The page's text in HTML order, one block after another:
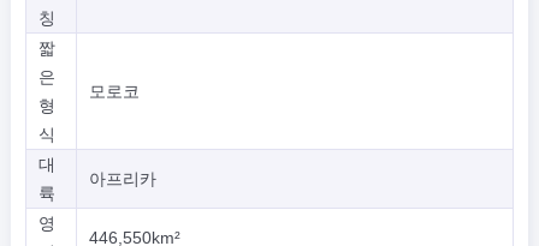
칭
짧
은
형
식
모로코
대
륙
아프리카
영
446,550km²